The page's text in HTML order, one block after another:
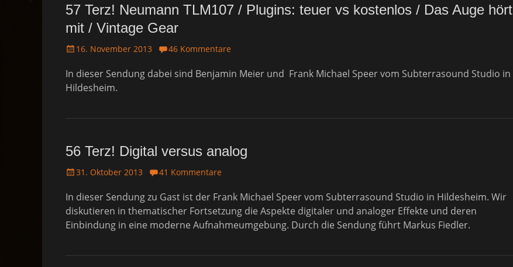
57 Terz! Neumann TLM107 / Plugins: teuer vs kostenlos / Das Auge hört
mit / Vintage Gear
P
s
t
o
16. November 2013 46 Kommentare
In dieser Sendung dabei sind Benjamin Meier und Frank Michael Speer vom Subterrasound Studio in
Hildesheim.
56 Terz! Digital versus analog
P
s
t
e
n
31. Oktober 2013 41 Kommentare
In dieser Sendung zu Gast ist der Frank Michael Speer vom Subterrasound Studio in Hildesheim. Wir
diskutieren in thematischer Fortsetzung die Aspekte digitaler und analoger Effekte und deren
Einbindung in eine moderne Aufnahmeumgebung. Durch die Sendung führt Markus Fiedler.